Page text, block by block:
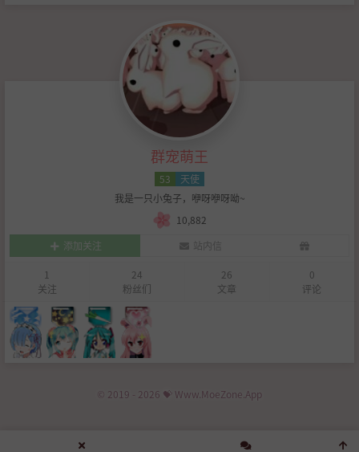
群宠萌王
53
天使
我是一只小兔子，咿呀咿呀呦~
10,882
添加关注
站内信
1
关注
24
粉丝们
26
文章
0
评论
© 2019 - 2026 💝 Www.MoeZone.App